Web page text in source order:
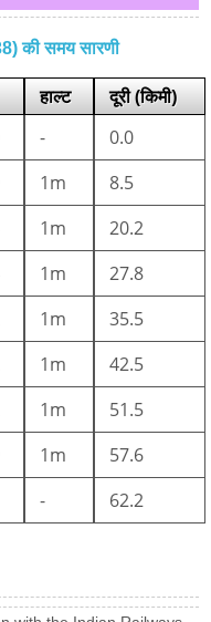
की समय सारणी
हाल्ट
दूरी (किमी)
-
0.0
1m
8.5
1m
20.2
1m
27.8
1m
35.5
1m
42.5
1m
51.5
1m
57.6
- 62.2